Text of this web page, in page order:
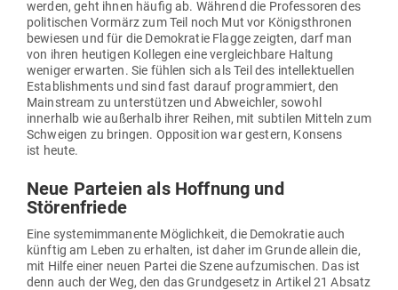
werden, geht ihnen häufig ab. Während die Pro­fes­soren des
poli­ti­schen Vormärz zum Teil noch Mut vor Königs­thronen
bewiesen und für die Demo­kratie Flagge zeigten, darf man
von ihren heu­tigen Kol­legen eine ver­gleichbare Haltung
weniger erwarten. Sie fühlen sich als Teil des intel­lek­tu­ellen
Estab­lish­ments und sind fast darauf pro­gram­miert, den
Main­stream zu unter­stützen und Abweichler, sowohl
innerhalb wie außerhalb ihrer Reihen, mit sub­tilen Mitteln zum
Schweigen zu bringen. Oppo­sition war gestern, Konsens
ist heute.
Neue Par­teien als Hoffnung und
Störenfriede
Eine sys­tem­im­ma­nente Mög­lichkeit, die Demo­kratie auch
künftig am Leben zu erhalten, ist daher im Grunde allein die,
mit Hilfe einer neuen Partei die Szene auf­zu­mi­schen. Das ist
denn auch der Weg, den das Grund­gesetz in Artikel 21 Absatz